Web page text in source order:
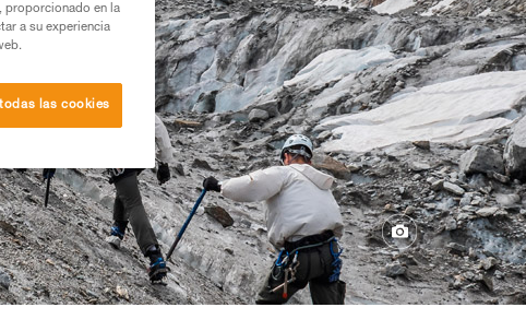
proporcionado en la
a su experiencia
las cookies